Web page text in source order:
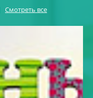
Смотреть все